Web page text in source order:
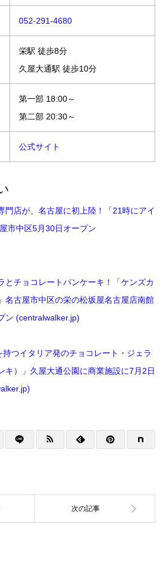
052-291-4680
栄駅 徒歩8分
久屋大通駅 徒歩10分
第一部 18:00～
第二部 20:30～
公式サイト
門店が、名古屋に初上陸！「21時にアイ
市中区5月30日オープン
とチョコレートパンケーキ！「ケンズカ
名古屋市中区の栄の松坂屋名古屋店南館
ン (centralwalker.jp)
つイタリア発のチョコレート・ジェラ
キ）」久屋大通公園に商業施設に7月2日